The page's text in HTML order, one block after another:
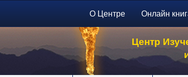
О Центре Онлайн
Центр